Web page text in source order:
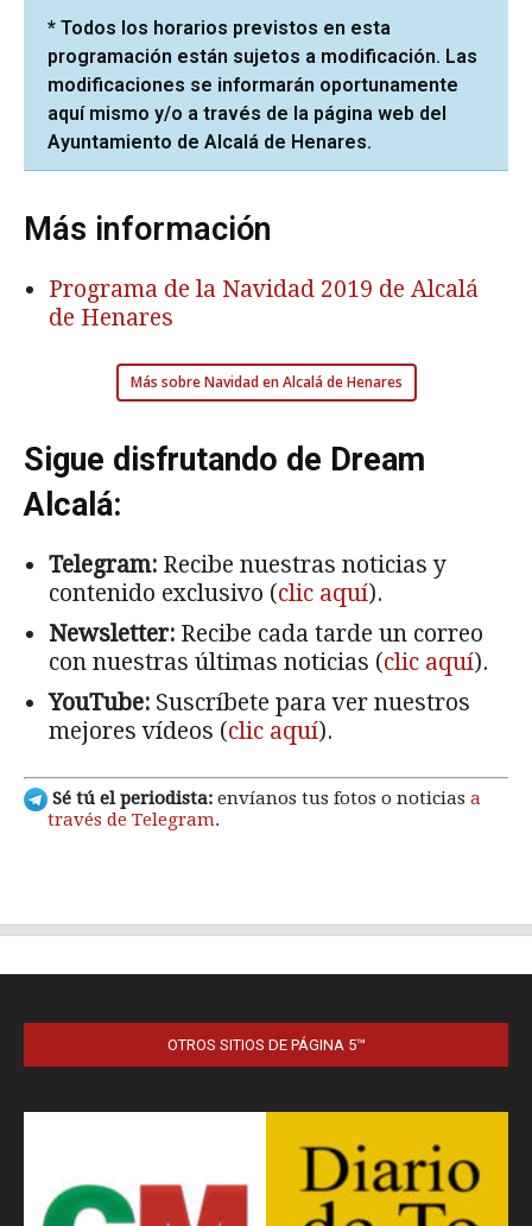
OTROS SITIOS DE PÁGINA 5™